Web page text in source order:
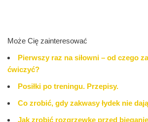
Może Cię zainteresować
Pierwszy raz na siłowni – od czego
ćwiczyć?
Posiłki po treningu. Przepisy.
Co zrobić, gdy zakwasy łydek nie
Jak zrobić rozgrzewkę przed